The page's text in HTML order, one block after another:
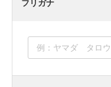
フリガナ